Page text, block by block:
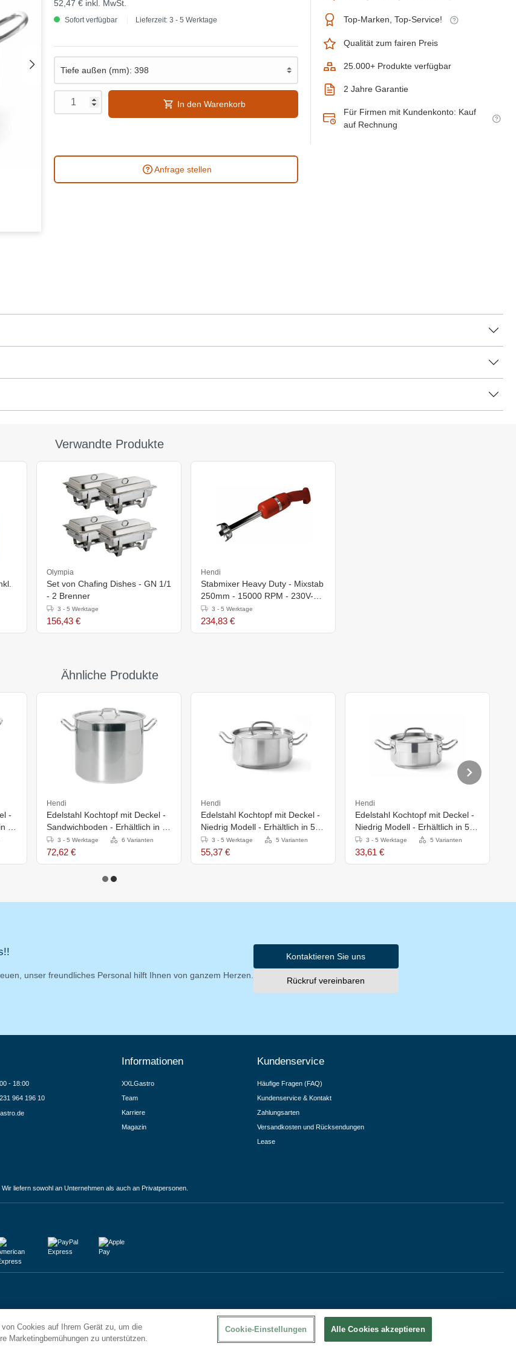
52,47 € inkl. MwSt.
Sofort verfügbar Lieferzeit: 3 - 5 Werktage
In den Warenkorb
Anfrage stellen
Top-Marken, Top-Service!
Qualität zum fairen Preis
25.000+ Produkte verfügbar
2 Jahre Garantie
Für Firmen mit Kundenkonto: Kauf
auf Rechnung
Verwandte Produkte
Olympia
Set von Chafing Dishes - GN 1/1
- 2 Brenner
3 - 5 Werktage
156,43 €
Hendi
Stabmixer Heavy Duty - Mixstab
250mm - 15000 RPM - 230V-
250W3 - 5 Werktage
234,83 €
Ähnliche Produkte
-
7
Hendi
Edelstahl Kochtopf mit Deckel -
Sandwichboden - Erhältlich in 7
Größen
3 - 5 Werktage 6 Varianten
72,62 €
Hendi
Edelstahl Kochtopf mit Deckel -
Niedrig Modell - Erhältlich in 5
Größen
3 - 5 Werktage 5 Varianten
55,37 €
Hendi
Edelstahl Kochtopf mit Deckel -
Niedrig Modell - Erhältlich in 5
Größen
3 - 5 Werktage 5 Varianten
33,61 €
unser freundliches Personal hilft Ihnen von ganzem Herzen.
Kontaktieren Sie uns
Rückruf vereinbaren
- 18:00
964 196 10
Informationen
XXLGastro
Team
Karriere
Magazin
Kundenservice
Häufige Fragen (FAQ)
Kundenservice & Kontakt
Zahlungsarten
Versandkosten und Rücksendungen
Lease
liefern sowohl an Unternehmen als auch an Privatpersonen.
Cookies auf Ihrem Gerät zu, um die
Marketingbemühungen zu unterstützen.
Cookie-Einstellungen Alle Cookies akzeptieren